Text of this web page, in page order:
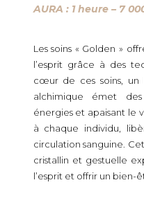
AURA : 1 heure – 7
Les soins « Golden »
l’esprit grâce à des
cœur de ces soins, un
alchimique émet
énergies et apaisant le
à chaque individu,
circulation sanguine.
cristallin et gestuelle
l’esprit et offrir un bien-